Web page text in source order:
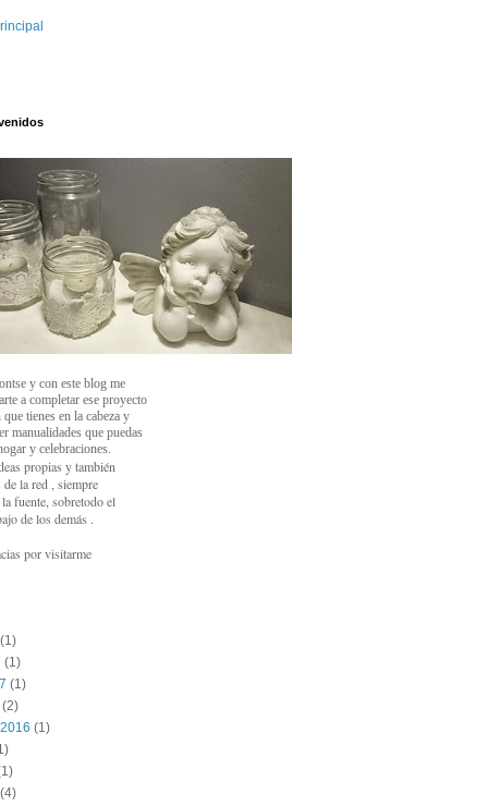
y con este blog me
a completar ese proyecto
tienes en la cabeza y
manualidades que puedas
y celebraciones.
propias y también
la red , siempre
fuente, sobretodo el
de los demás .
por visitarme
(1)
(1)
(2)
(1)